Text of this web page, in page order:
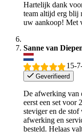
Hartelijk dank
team altijd erg blij
uw aankoop! Met
Sanne van
15-
Geverifieerd
De afwerking van
eerst een set voor
steviger en de
afwerking en
besteld. Helaas